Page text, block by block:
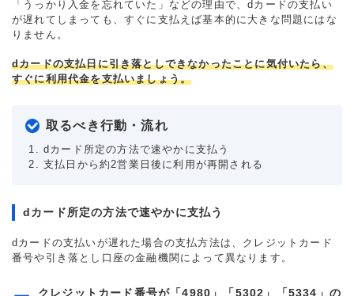
「うっかり入金を忘れていた」などの理由で、dカードの支払い
が遅れてしまっても、すぐに支払えば基本的に大きな問題にはな
りません。
dカードの支払日に引き落としできなかったことに気付いたら、
すぐに利用代金を支払いましょう。
取るべき行動・流れ
dカード所定の方法で速やかに支払う
支払日から約2営業日後に利用が再開される
dカード所定の方法で速やかに支払う
dカードの支払いが遅れた場合の支払方法は、クレジットカード
番号や引き落とし口座の金融機関によって異なります。
クレジットカード番号が「4980」「5302」「5334」の